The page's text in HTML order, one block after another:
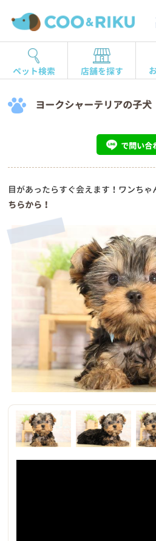
ペット検索 店舗を探す
ヨークシャーテリアの子
で問い合
目があったらすぐ会えます！ワンち
ちらから！